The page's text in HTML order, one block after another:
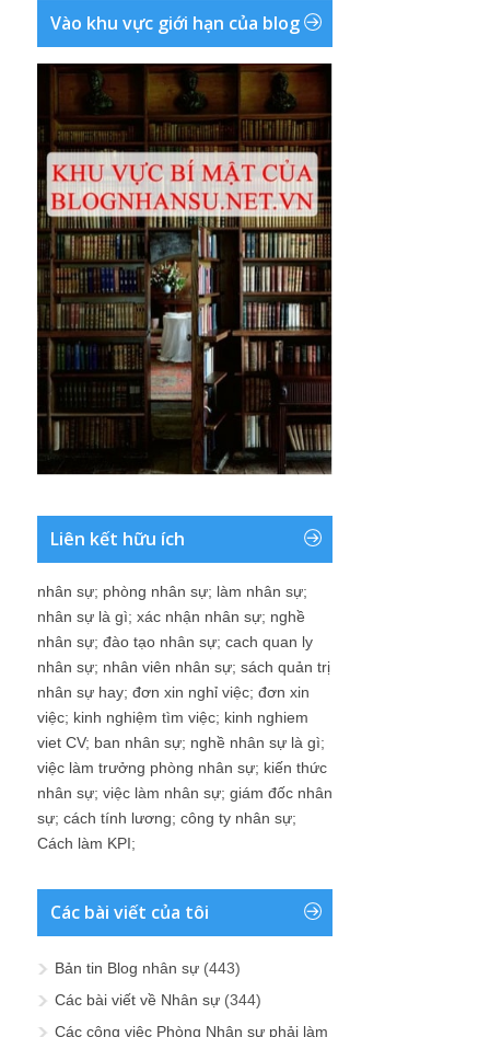
Vào khu vực giới hạn của blog
Liên kết hữu ích
nhân sự; phòng nhân sự; làm nhân sự;
nhân sự là gì; xác nhận nhân sự; nghề
nhân sự; đào tạo nhân sự; cach quan ly
nhân sự; nhân viên nhân sự; sách quản trị
nhân sự hay; đơn xin nghỉ việc; đơn xin
việc; kinh nghiệm tìm việc; kinh nghiem
viet CV; ban nhân sự; nghề nhân sự là gì;
việc làm trưởng phòng nhân sự; kiến thức
nhân sự; việc làm nhân sự; giám đốc nhân
sự; cách tính lương; công ty nhân sự;
Cách làm KPI;
Các bài viết của tôi
Bản tin Blog nhân sự (443)
Các bài viết về Nhân sự (344)
Các công việc Phòng Nhân sự phải làm